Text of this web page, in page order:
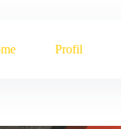
Profil